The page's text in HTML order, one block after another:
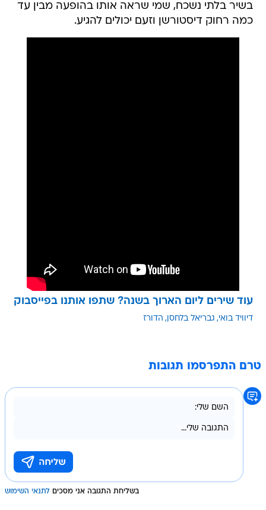
בשיר בלתי נשכח, שמי שראה אותו בהופעה מבין עד
כמה רחוק דיסטורשן וזעם יכולים להגיע.
עוד שירים ליום הארוך בשנה? שתפו אותנו בפייסבוק
דיוויד בואי גבריאל בלחסן הדורז
טרם התפרסמו תגובות
בשליחת התגובה אני מסכים לתנאי השימוש